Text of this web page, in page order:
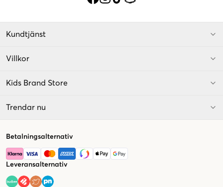
Kundtjänst
Villkor
Kids Brand Store
Trendar nu
Betalningsalternativ
Leveransalternativ